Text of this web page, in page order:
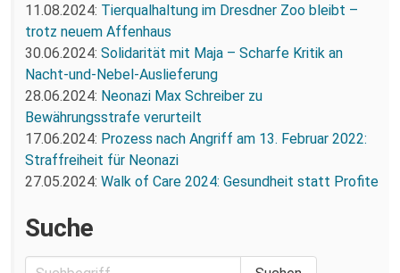
11.08.2024: Tierqualhaltung im Dresdner Zoo bleibt –
trotz neuem Affenhaus
30.06.2024: Solidarität mit Maja – Scharfe Kritik an
Nacht-und-Nebel-Auslieferung
28.06.2024: Neonazi Max Schreiber zu
Bewährungsstrafe verurteilt
17.06.2024: Prozess nach Angriff am 13. Februar 2022:
Straffreiheit für Neonazi
27.05.2024: Walk of Care 2024: Gesundheit statt Profite
Suche